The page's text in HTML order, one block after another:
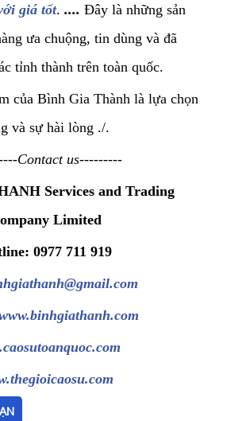
giá tốt. .... Đây là những sản
ưa chuộng, tin dùng và đã
tỉnh thành trên toàn quốc.
của Bình Gia Thành là lựa chọn
và sự hài lòng ./.
Contact us---------
Services and Trading
Limited
0977 711 919